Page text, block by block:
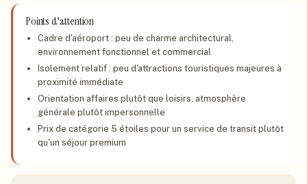
Points d'attention
Cadre d'aéroport : peu de charme architectural,
environnement fonctionnel et commercial
Isolement relatif : peu d'attractions touristiques majeures à
proximité immédiate
Orientation affaires plutôt que loisirs, atmosphère
générale plutôt impersonnelle
Prix de catégorie 5 étoiles pour un service de transit plutôt
qu'un séjour premium